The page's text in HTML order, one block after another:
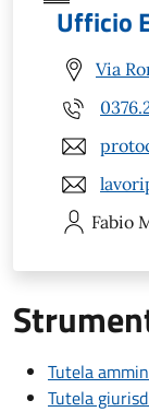
Ufficio
Via
Fabio
Tutela
Tutela